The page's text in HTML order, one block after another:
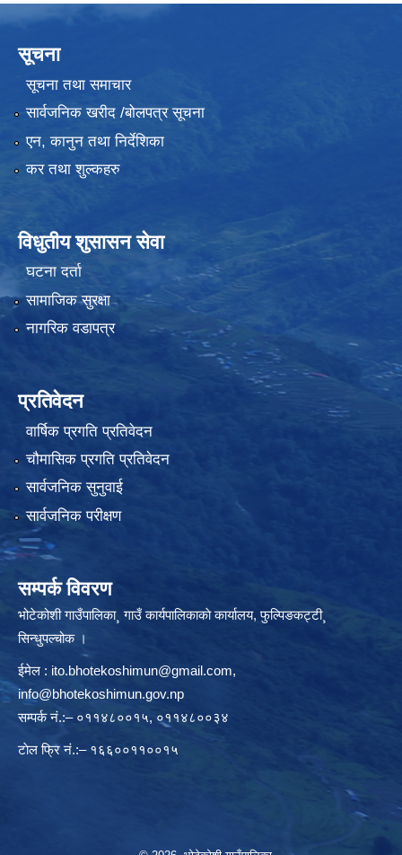
सूचना
सूचना तथा समाचार
सार्वजनिक खरीद /बोलपत्र सूचना
एन, कानुन तथा निर्देशिका
कर तथा शुल्कहरु
विधुतीय शुसासन सेवा
घटना दर्ता
सामाजिक सुरक्षा
नागरिक वडापत्र
प्रतिवेदन
वार्षिक प्रगति प्रतिवेदन
चौमासिक प्रगति प्रतिवेदन
सार्वजनिक सुनुवाई
सार्वजनिक परीक्षण
सम्पर्क विवरण
भोटेकोशी गाउँपालिका¸ गाउँ कार्यपालिकाकाे कार्यालय, फुल्पिङकट्टी¸
सिन्धुपल्चोक ।
ईमेल : ito.bhotekoshimun@gmail.com,
info@bhotekoshimun.gov.np
सम्पर्क नं.:– ०११४८००१५, ०११४८००३४
टाेल फ्रि नं.:– १६६००११००१५